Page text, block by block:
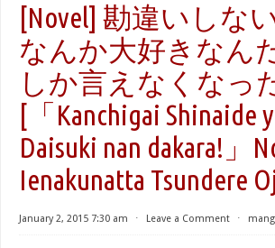
[Novel] 勘違いしな
なんか大好きなん
しか言えなくなっ
[「Kanchigai Shinaide
Daisuki nan dakara!」
Ienakunatta Tsundere
January 2, 2015 7:30 am ⋅ Leave a Comment ⋅